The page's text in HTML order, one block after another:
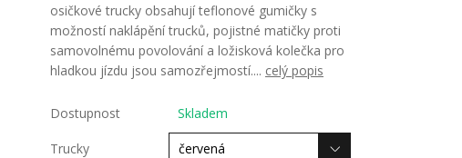
osičkové trucky obsahují teflonové gumičky s
možností naklápění trucků, pojistné matičky proti
samovolnému povolování a ložisková kolečka pro
hladkou jízdu jsou samozřejmostí.... celý popis
Dostupnost Skladem
Trucky